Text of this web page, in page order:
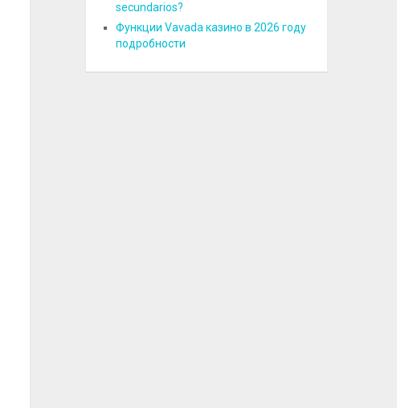
secundarios?
Функции Vavada казино в 2026 году
подробности